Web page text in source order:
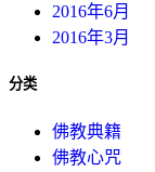
2016年6月
2016年3月
分类
佛教典籍
佛教心咒